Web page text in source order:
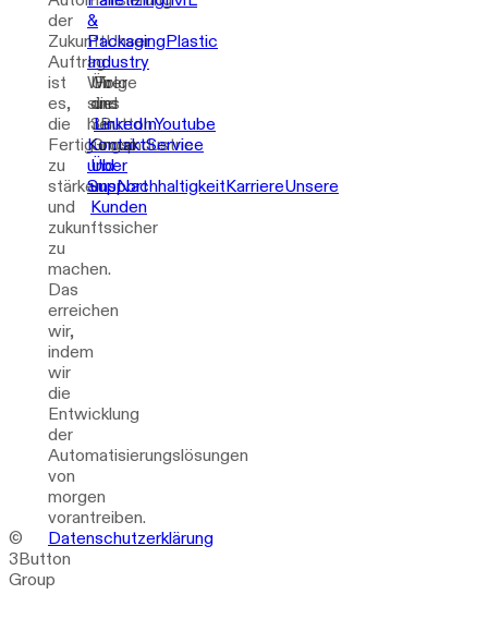
der
ZukunftUnser
Auftrag
ist
es,
die
Fertigungsindustrie
zu
stärken
und
zukunftssicher
zu
machen.
Das
erreichen
wir,
indem
wir
die
Entwicklung
der
Automatisierungslösungen
von
morgen
vorantreiben.
&
PackagingPlastic
Industry
Wir
sind
hier
KontaktService
und
Support
Über
die
3Button
Group
Über
unsNachhaltigkeitKarriereUnsere
Kunden
Folge
uns
LinkedInYoutube
©
3Button
Group
Datenschutzerklärung